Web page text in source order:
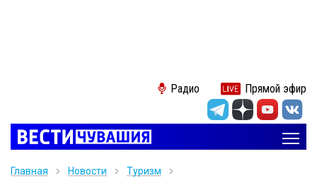
Радио Прямой эфир
Главная Новости
Туризм